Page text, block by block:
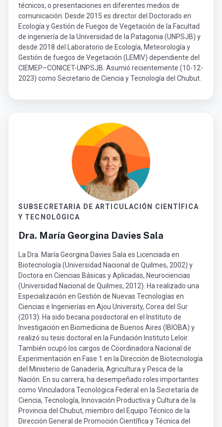
técnicos, o presentaciones en diferentes medios de
comunicación. Desde 2015 es director del Doctorado en
Ecología y Gestión de Fuegos de Vegetación de la Facultad
de ingeniería de la Universidad de la Patagonia (UNPSJB) y
desde 2018 del Laboratorio de Ecología, Meteorología y
Gestión de fuegos de Vegetación (LEMIV) dependiente del
CIEMEP–CONICET-UNPSJB. Asumió recientemente (10-12-
2023) como Secretario de Ciencia y Tecnología del Chubut.
SUBSECRETARIA DE ARTICULACIÓN CIENTÍFICA
Y TECNOLÓGICA
Dra. María Georgina Davies Sala
La Dra. María Georgina Davies Sala es Licenciada en
Biotecnología (Universidad Nacional de Quilmes, 2002) y
Doctora en Ciencias Básicas y Aplicadas, Neurociencias
(Universidad Nacional de Quilmes, 2012). Ha realizado una
Especialización en Gestión de Nuevas Tecnologías en
Ciencias e Ingenierías en Ajou University, Corea del Sur
(2013). Ha sido becaria posdoctoral en el Instituto de
Investigación en Biomedicina de Buenos Aires (IBIOBA) y
realizó su tesis doctoral en la Fundación Instituto Leloir.
También ocupó los cargos de Coordinadora Nacional de
Experimentación en Fase 1 en la Dirección de Biotecnología
del Ministerio de Ganadería, Agricultura y Pesca de la
Nación. En su carrera, ha desempeñado roles importantes
como Vinculadora Tecnológica Federal en la Secretaría de
Ciencia, Tecnología, Innovación Productiva y Cultura de la
Provincia del Chubut, miembro del Equipo Técnico de la
Dirección General de Promoción Científica y Técnica del